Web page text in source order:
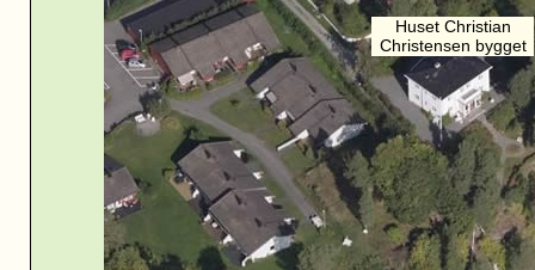
Huset Christian
Christensen bygget